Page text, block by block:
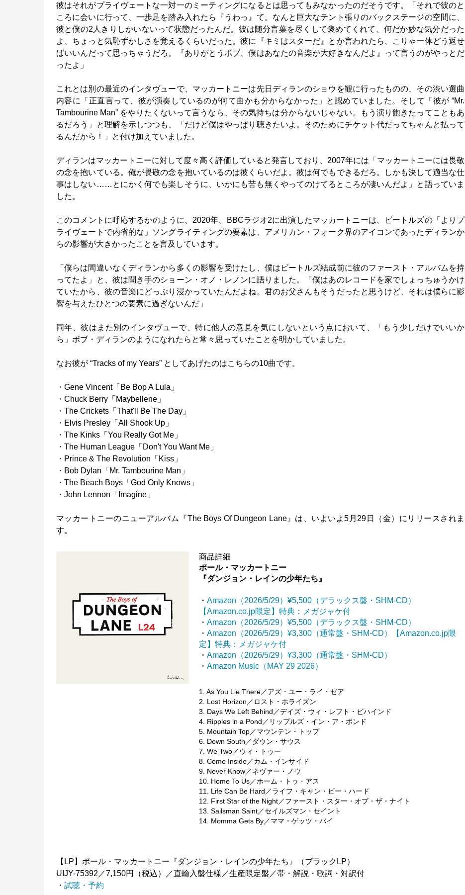
彼はそれがプライヴェートな一対一のミーティングになるとは思ってもみなかったのだそうです。「それで彼のと
ころに会いに行って、一歩足を踏み入れたら『うわっ』て。なんと巨大なテント張りのバックステージの空間に、
彼と僕の2人きりしかいないって状態だったんだ。彼は随分言葉を尽くして褒めてくれて、何だか妙な気分だった
よ、ちょっと気恥ずかしさを覚えるくらいだった。彼に『キミはスターだ』とか言われたら、こりゃ一体どう返せ
ばいいんだって思っちゃうだろ。『ありがとうボブ、僕はあなたの音楽が大好きなんだよ』って言うのがやっとだ
ったよ」
これとは別の最近のインタヴューで、マッカートニーは先日ディランのショウを観に行ったものの、その渋い選曲
内容に「正直言って、彼が演奏しているのが何て曲かも分からなかった」と認めていました。そして「彼が “Mr.
Tambourine Man” をやりたくないって言うなら、その気持ちは分からないじゃない。もう演り飽きたってこともあ
るだろう」と理解を示しつつも、「だけど僕はやっぱり聴きたいよ。そのためにチケット代だってちゃんと払って
るんだから！」と付け加えていました。
ディランはマッカートニーに対して度々高く評価していると発言しており、2007年には「マッカートニーには畏敬
の念を抱いている。俺が畏敬の念を抱いているのは彼くらいだよ。彼は何でもできるだろ。しかも決して適当な仕
事はしない……とにかく何でも楽しそうに、いかにも苦も無くやってのけてるところが凄いんだよ」と語っていま
した。
このコメントに呼応するかのように、2020年、BBCラジオ2に出演したマッカートニーは、ビートルズの「よりプ
ライヴェートで内省的な」ソングライティングの要素は、アメリカン・フォーク界のアイコンであったディランか
らの影響が大きかったことを言及しています。
「僕らは間違いなくディランから多くの影響を受けたし、僕はビートルズ結成前に彼のファースト・アルバムを持
ってたよ」と、彼は聞き手のショーン・オノ・レノンに語りました。「僕はあのレコードを家でしょっちゅうかけ
ていたから、彼の音楽にどっぷり浸かっていたんだよね。君のお父さんもそうだったと思うけど、それは僕らに影
響を与えたひとつの要素に過ぎないんだ」
同年、彼はまた別のインタヴューで、特に他人の意見を気にしないという点において、「もう少しだけでいいか
ら」ボブ・ディランのようになれたらと常々思っていたことを明かしていました。
なお彼が “Tracks of my Years” としてあげたのはこちらの10曲です。
・Gene Vincent「Be Bop A Lula」
・Chuck Berry「Maybellene」
・The Crickets「That'll Be The Day」
・Elvis Presley「All Shook Up」
・The Kinks「You Really Got Me」
・The Human League「Don't You Want Me」
・Prince & The Revolution「Kiss」
・Bob Dylan「Mr. Tambourine Man」
・The Beach Boys「God Only Knows」
・John Lennon「Imagine」
マッカートニーのニューアルバム『The Boys Of Dungeon Lane』は、いよいよ5月29日（金）にリリースされま
す。
商品詳細
ポール・マッカートニー
『ダンジョン・レインの少年たち』
・Amazon（2026/5/29）¥5,500（デラックス盤・SHM-CD）
【Amazon.co.jp限定】特典：メガジャケ付
・Amazon（2026/5/29）¥5,500（デラックス盤・SHM-CD）
・Amazon（2026/5/29）¥3,300（通常盤・SHM-CD）【Amazon.co.jp限
定】特典：メガジャケ付
・Amazon（2026/5/29）¥3,300（通常盤・SHM-CD）
・Amazon Music（MAY 29 2026）
1. As You Lie There／アズ・ユー・ライ・ゼア
2. Lost Horizon／ロスト・ホライズン
3. Days We Left Behind／デイズ・ウィ・レフト・ビハインド
4. Ripples in a Pond／リップルズ・イン・ア・ポンド
5. Mountain Top／マウンテン・トップ
6. Down South／ダウン・サウス
7. We Two／ウィ・トゥー
8. Come Inside／カム・インサイド
9. Never Know／ネヴァー・ノウ
10. Home To Us／ホーム・トゥ・アス
11. Life Can Be Hard／ライフ・キャン・ビー・ハード
12. First Star of the Night／ファースト・スター・オブ・ザ・ナイト
13. Sailsman Saint／セイルズマン・セイント
14. Momma Gets By／ママ・ゲッツ・バイ
【LP】ポール・マッカートニー『ダンジョン・レインの少年たち』（ブラックLP）
UIJY-75392／7,150円（税込）／直輸入盤仕様／生産限定盤／帯・解説・歌詞・対訳付
・ 試聴・予約